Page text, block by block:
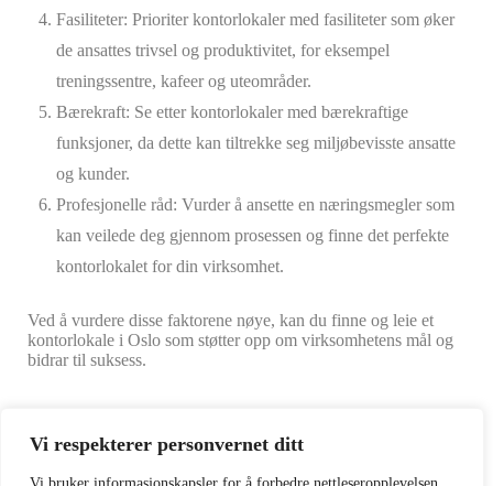
Vi respekterer personvernet ditt
Fasiliteter: Prioriter kontorlokaler med fasiliteter som øker
de ansattes trivsel og produktivitet, for eksempel
treningssentre, kafeer og uteområder.
Bærekraft: Se etter kontorlokaler med bærekraftige
funksjoner, da dette kan tiltrekke seg miljøbevisste ansatte
og kunder.
Profesjonelle råd: Vurder å ansette en næringsmegler som
kan veilede deg gjennom prosessen og finne det perfekte
kontorlokalet for din virksomhet.
Ved å vurdere disse faktorene nøye, kan du finne og leie et
kontorlokale i Oslo som støtter opp om virksomhetens mål og
bidrar til suksess.